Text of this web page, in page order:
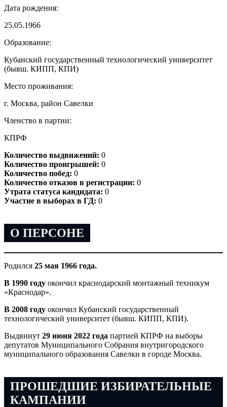
Дата рождения:
25.05.1966
Образование:
Кубанский государственный технологический университет
(бывш. КИПП, КПИ)
Место проживания:
г. Москва, район Савелки
Членство в партии:
КПРФ
Количество выдвижений: 0
Количество проигрышей: 0
Количество побед: 0
Количество отказов в регистрации: 0
Утрата статуса кандидата: 0
Участие в выборах в ГД: 0
О ПЕРСОНЕ
Родился 25 мая 1966 года.
В 1990 году окончил краснодарский монтажный техникум
«Краснодар».
В 2008 году окончил Кубанский государственный
технологический университет (бывш. КИПП, КПИ).
Выдвинут 29 июня 2022 года партией КПРФ на выборы
депутатов Муниципального Собрания внутригородского
муниципального образования Савелки в городе Москва.
ПРОШЕДШИЕ ИЗБИРАТЕЛЬНЫЕ
КАМПАНИИ